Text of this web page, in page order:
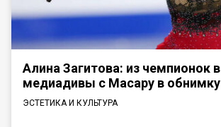
Алина Загитова: из чемпионок в
медиадивы с Масару в обнимку
ЭСТЕТИКА И КУЛЬТУРА